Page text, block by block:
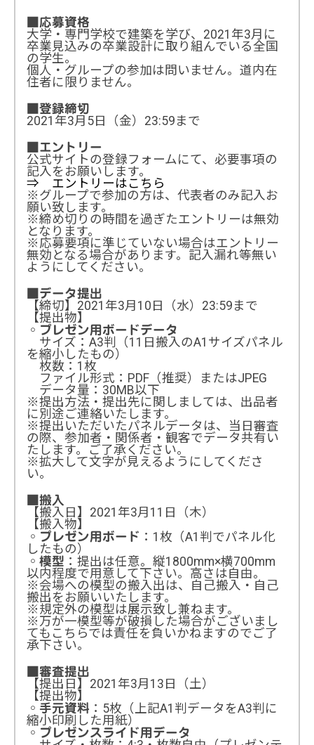
■応募資格
大学・専門学校で建築を学び、2021年3月に
卒業見込みの卒業設計に取り組んでいる全国
の学生。
個人・グループの参加は問いません。道内在
住者に限りません。
■登録締切
2021年3月5日（金）23:59まで
■エントリー
公式サイトの登録フォームにて、必要事項の
記入をお願いします。
⇒ エントリーはこちら
※グループで参加の方は、代表者のみ記入お
願い致します。
※締め切りの時間を過ぎたエントリーは無効
となります。
※応募要項に準じていない場合はエントリー
無効となる場合があります。記入漏れ等無い
ようにしてください。
■データ提出
【締切】2021年3月10日（水）23:59まで
【提出物】
◦ プレゼン用ボードデータ
サイズ：A3判（11日搬入のA1サイズパネル
を縮小したもの）
枚数：1枚
ファイル形式：PDF（推奨）またはJPEG
データ量：30MB以下
※提出方法・提出先に関しましては、出品者
に別途ご連絡いたします。
※提出いただいたパネルデータは、当日審査
の際、参加者・関係者・観客でデータ共有い
たします。ご了承ください。
※拡大して文字が見えるようにしてくださ
い。
■搬入
【搬入日】2021年3月11日（木）
【搬入物】
◦ プレゼン用ボード ：1枚（A1判でパネル化
したもの）
◦ 模型 ：提出は任意。縦1800mm×横700mm
以内程度で用意して下さい。高さは自由。
※会場への模型の搬入出は、自己搬入・自己
搬出をお願いいたします。
※規定外の模型は展示致し兼ねます。
※万が一模型等が破損した場合がございまし
てもこちらでは責任を負いかねますのでご了
承下さい。
■審査提出
【提出日】2021年3月13日（土）
【提出物】
◦ 手元資料 ：5枚（上記A1判データをA3判に
縮小印刷した用紙）
◦ プレゼンスライド用データ